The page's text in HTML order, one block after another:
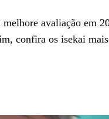
avaliação em
confira os isekai